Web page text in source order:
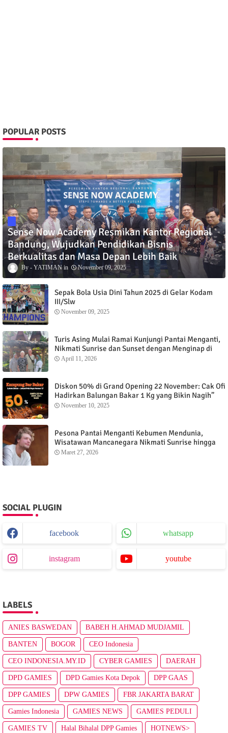
POPULAR POSTS
Sense Now Academy Resmikan Kantor Regional
Bandung, Wujudkan Pendidikan Bisnis
Berkualitas dan Masa Depan Lebih Baik
YATIMAN November 09, 2025
Sepak Bola Usia Dini Tahun 2025 di Gelar Kodam
III/Slw
November 09, 2025
Turis Asing Mulai Ramai Kunjungi Pantai Menganti,
Nikmati Sunrise dan Sunset dengan Menginap di
Menganti Cottage
April 11, 2026
Diskon 50% di Grand Opening 22 November: Cak Ofi
Hadirkan Balungan Bakar 1 Kg yang Bikin Nagih”
November 10, 2025
Pesona Pantai Menganti Kebumen Mendunia,
Wisatawan Mancanegara Nikmati Sunrise hingga
Sunset dari Menganti Cottage
Maret 27, 2026
SOCIAL PLUGIN
facebook whatsapp
instagram youtube
LABELS
ANIES BASWEDAN BABEH H.AHMAD MUDJAMIL
BANTEN BOGOR CEO Indonesia
CEO INDONESIA.MY.ID CYBER GAMIES DAERAH
DPD GAMIES DPD Gamies Kota Depok DPP GAAS
DPP GAMIES DPW GAMIES FBR JAKARTA BARAT
Gamies Indonesia GAMIES NEWS GAMIES PEDULI
GAMIES TV Halal Bihalal DPP Gamies HOTNEWS>